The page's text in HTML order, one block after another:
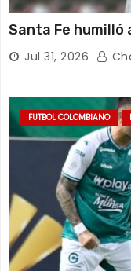
Santa Fe humilló
Jul 31, 2026
FUTBOL COLOMBIANO